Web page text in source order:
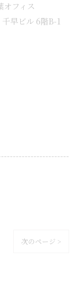
オフィス
早ビル 6階B-1
次のページ >